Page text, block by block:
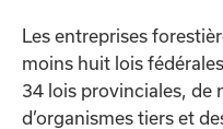
Les entreprises
moins huit lois
34 lois provinciales, de
d’organismes tiers et